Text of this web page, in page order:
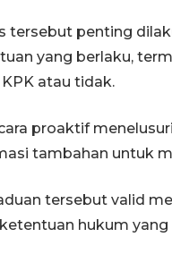
tersebut penting
yang berlaku,
atau tidak.
proaktif
tambahan untuk
tersebut valid
hukum yang